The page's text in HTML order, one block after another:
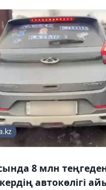
8 млн
автокөлігі